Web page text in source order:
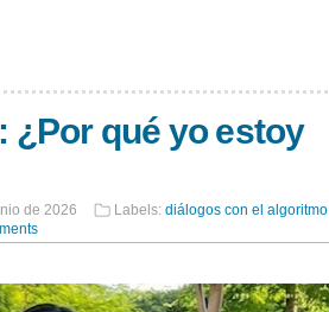
¿Por qué yo estoy
de 2026 Labels: diálogos con el algoritmo